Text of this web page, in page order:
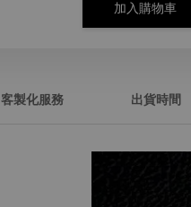
加入購物車
客製化服務 出貨時間